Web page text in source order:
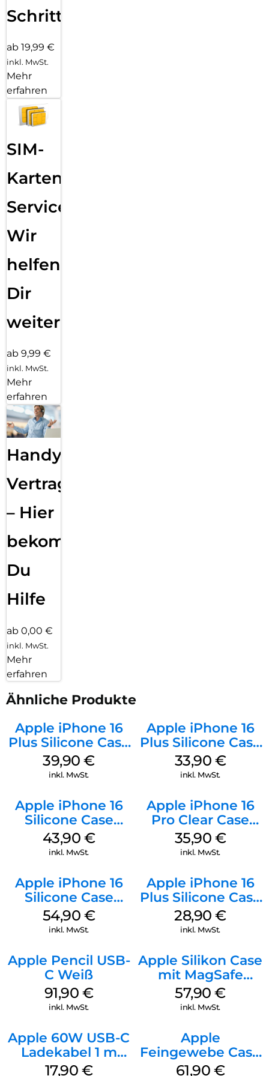
Schritten
ab 19,99 €
inkl. MwSt.
Mehr
erfahren
SIM-
Karten
Service:
Wir
helfen
Dir
weiter
ab 9,99 €
inkl. MwSt.
Mehr
erfahren
Handy
Vertragsabwicklung
– Hier
bekommst
Du
Hilfe
ab 0,00 €
inkl. MwSt.
Mehr
erfahren
Ähnliche Produkte
Apple iPhone 16
Plus Silicone Case
MagSafe Plum
39,90€
inkl. MwSt.
Apple iPhone 16
Plus Silicone Case
MagSafe Lake
Green
33,90 €
inkl. MwSt.
Apple iPhone 16
Silicone Case
MagSafe Plum
43,90 €
inkl. MwSt.
Apple iPhone 16
Pro Clear Case
MagSafe
Transparent
35,90 €
inkl. MwSt.
Apple iPhone 16
Silicone Case
MagSafe Lake
Green
54,90 €
inkl. MwSt.
Apple iPhone 16
Plus Silicone Case
MagSafe Black
28,90€
inkl. MwSt.
Apple Pencil USB-
C Weiß
91,90 €
inkl. MwSt.
Apple Silikon Case
mit MagSafe
iPhone 14 Pro
(PRODUCT)RED
57,90€
inkl. MwSt.
Apple 60W USB-C
Ladekabel 1 m
Weiß
17,90 €
Apple
Feingewebe Case
iPhone 15 Pro
61,90 €